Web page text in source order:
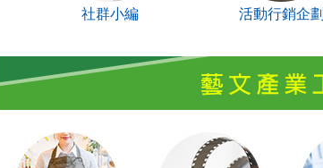
社群小編 活動行銷企劃